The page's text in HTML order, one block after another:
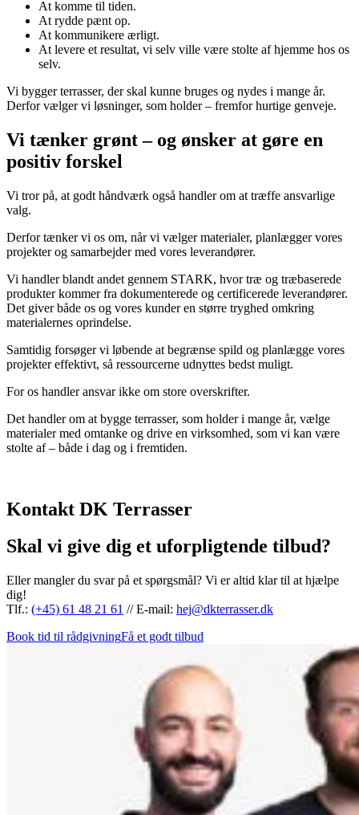
At komme til tiden.
At rydde pænt op.
At kommunikere ærligt.
At levere et resultat, vi selv ville være stolte af hjemme hos os
selv.
Vi bygger terrasser, der skal kunne bruges og nydes i mange år.
Derfor vælger vi løsninger, som holder – fremfor hurtige genveje.
Vi tænker grønt – og ønsker at gøre en
positiv forskel
Vi tror på, at godt håndværk også handler om at træffe ansvarlige
valg.
Derfor tænker vi os om, når vi vælger materialer, planlægger vores
projekter og samarbejder med vores leverandører.
Vi handler blandt andet gennem STARK, hvor træ og træbaserede
produkter kommer fra dokumenterede og certificerede leverandører.
Det giver både os og vores kunder en større tryghed omkring
materialernes oprindelse.
Samtidig forsøger vi løbende at begrænse spild og planlægge vores
projekter effektivt, så ressourcerne udnyttes bedst muligt.
For os handler ansvar ikke om store overskrifter.
Det handler om at bygge terrasser, som holder i mange år, vælge
materialer med omtanke og drive en virksomhed, som vi kan være
stolte af – både i dag og i fremtiden.
Kontakt DK Terrasser
Skal vi give dig et uforpligtende tilbud?
Eller mangler du svar på et spørgsmål? Vi er altid klar til at hjælpe
dig!
Tlf.: (+45) 61 48 21 61 // E-mail: hej@dkterrasser.dk
Book tid til rådgivningFå et godt tilbud